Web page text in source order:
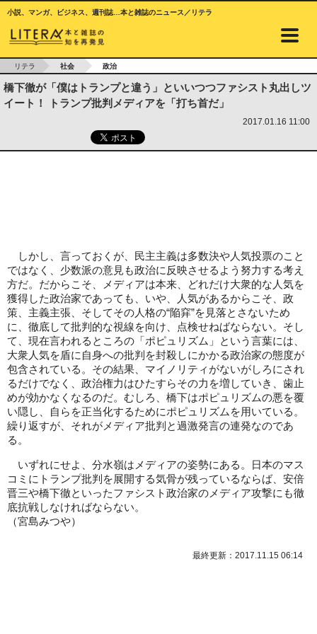
小説、マンガ、ビジネス、週刊誌…本と雑誌のニュース／リテラ
リテラ 社会 政治
橋下徹が「僕はトランプと違う」といいつつファシスト丸出しツ
イート！ トランプ批判メディアを「打ち首だ」
2017.01.16 11:00
しかし、言っておくが、民主主義は多数決や人気投票のこと
ではなく、少数派の意見も政治に反映させるよう努力する考え
方だ。だからこそ、メディアは本来、どれだけ大衆的な人気を
獲得した政治家であっても、いや、人気があるからこそ、政
策、主義主張、そしてその人格の“陥穽”を見落とさないため
に、徹底して批判的な視線を向け、点検せねばならない。そし
て、現在言われるところの「ポピュリズム」という言葉には、
大衆人気を盾に自身への批判を封殺しにかかる政治家の態度が
包含されている。その結果、マイノリティがないがしろにされ
るだけでなく、政治権力はひたすらその力を増していき、歯止
めが効かなくなるのだ。むしろ、橋下はポピュリズムの悪を覆
い隠し、自らを正当化するためにポピュリズムを用いている。
繰り返すが、それがメディア批判と過激発言の連発なのであ
る。
いずれにせよ、分水嶺はメディアの姿勢にある。日本のマス
コミにトランプ批判を展開する気骨が残っているならば、安倍
晋三や橋下徹といったファシスト政治家のメディア攻撃にも徹
底抗戦しなければならない。
（宮島みつや）
最終更新：2017.11.15 06:14